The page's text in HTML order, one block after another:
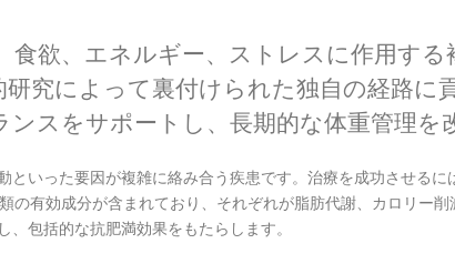
食欲、エネルギー、ストレスに作用す
究によって裏付けられた独自の経路
ンスをサポートし、長期的な体重管理を
といった要因が複雑に絡み合う疾患です。治療を成功させるに
有効成分が含まれており、それぞれが脂肪代謝、カロリー
、包括的な抗肥満効果をもたらします。